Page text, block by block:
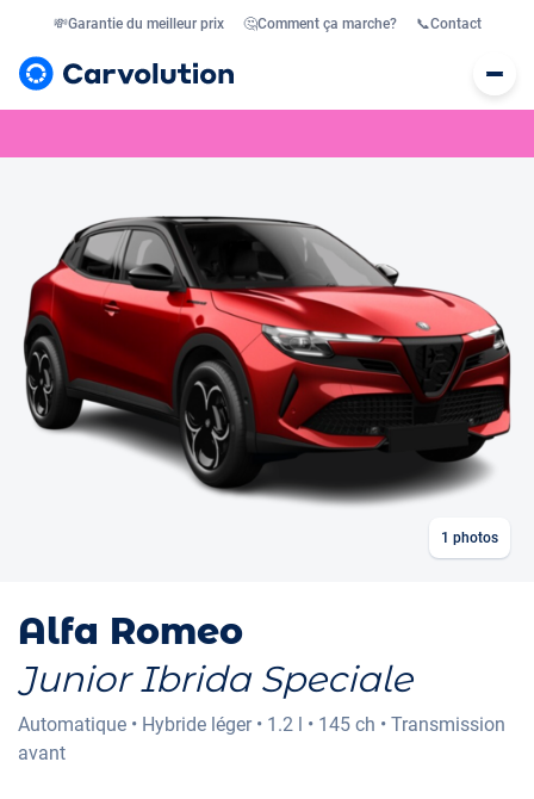
💸Garantie du meilleur prix 🤔Comment ça marche? 📞Contact
1 photos
Alfa Romeo
Junior Ibrida Speciale
Automatique • Hybride léger • 1.2 l • 145 ch • Transmission
avant